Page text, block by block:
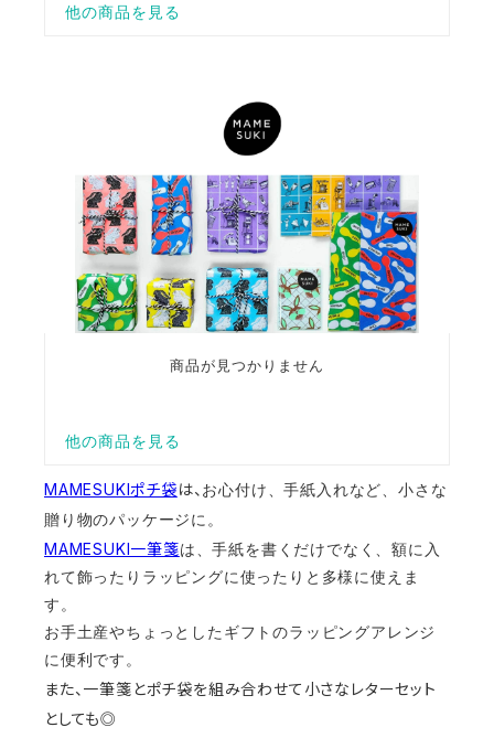
MAMESUKIポチ袋は、 お心付け、手紙入れなど、小さな
贈り物のパッケージに。
MAMESUKI一筆箋は、手紙を書くだけでなく、額に入
れて飾ったりラッピングに使ったりと多様に使えま
す。
お手土産やちょっとしたギフトのラッピングアレンジ
に便利です。
また、一筆箋とポチ袋を組み合わせて小さなレターセット
としても◎